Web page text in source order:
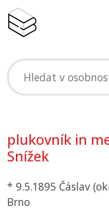
plukovník in
Snížek
* 9.5.1895 Čáslav
Brno